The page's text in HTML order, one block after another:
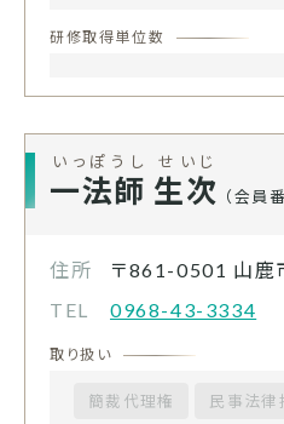
研修取得単位数
一法師 生次
いっぽうし せいじ
（会員
住所 〒861-0501 山鹿
TEL
0968-43-3334
取り扱い
簡裁代理権 民事法律